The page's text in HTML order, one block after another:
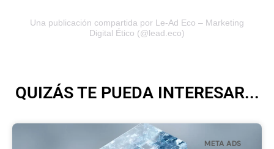
Una publicación compartida por Le-Ad Eco – Marketing
Digital Ético (@lead.eco)
QUIZÁS TE PUEDA INTERESAR...
META ADS